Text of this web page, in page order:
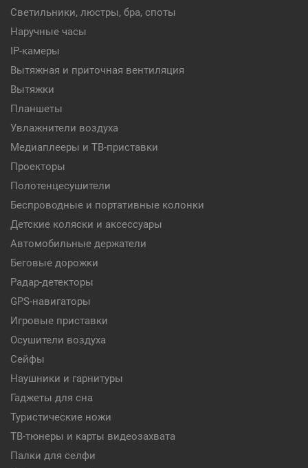
Светильники, люстры, бра, споты
Наручные часы
IP-камеры
Вытяжная и приточная вентиляция
Вытяжки
Планшеты
Увлажнители воздуха
Медиаплееры и ТВ-приставки
Проекторы
Полотенцесушители
Беспроводные и портативные колонки
Детские коляски и аксессуары
Автомобильные держатели
Беговые дорожки
Радар-детекторы
GPS-навигаторы
Игровые приставки
Осушители воздуха
Сейфы
Наушники и гарнитуры
Гаджеты для сна
Туристические ножи
ТВ-тюнеры и карты видеозахвата
Палки для селфи